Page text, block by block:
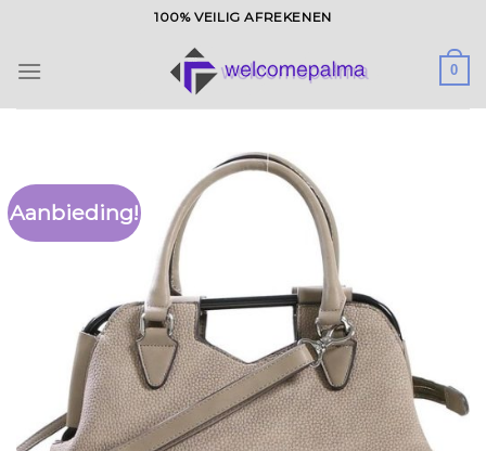
inhoud
100% VEILIG AFREKENEN
0
Aanbieding!